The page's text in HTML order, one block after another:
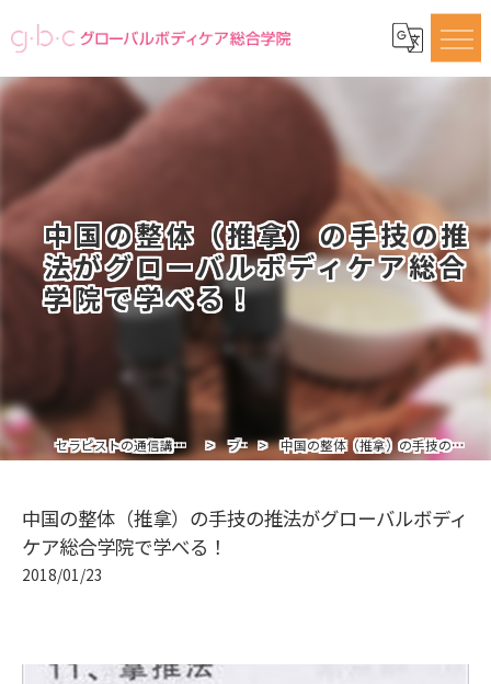
中国の整体（推拿）の手技の推
法がグローバルボディケア総合
学院で学べる！
セラピストの通信講座ならグローバルボディケア総合学院 ブログ 中国の整体（推拿）の手技の推法がグローバルボディケア総合学院で学べる！
中国の整体（推拿）の手技の推法がグローバルボディ
ケア総合学院で学べる！
2018/01/23